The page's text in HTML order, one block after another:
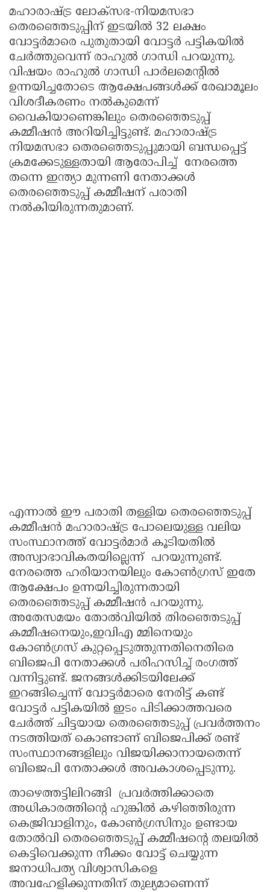
മഹാരാഷ്ട്ര ലോക്സഭ-നിയമസഭാ
തെരഞ്ഞെടുപ്പിന് ഇടയിൽ 32 ലക്ഷം
വോട്ടർമാരെ പുതുതായി വോട്ടർ പട്ടികയിൽ
ചേർത്തുവെന്ന് രാഹുൽ ഗാന്ധി പറയുന്നു.
വിഷയം രാഹുൽ ഗാന്ധി പാർലമെന്റിൽ
ഉന്നയിച്ചതോടെ ആക്ഷേപങ്ങൾക്ക് രേഖാമൂലം
വിശദീകരണം നൽകുമെന്ന്
വൈകിയാണെങ്കിലും തെരഞ്ഞെടുപ്പ്
കമ്മീഷൻ അറിയിച്ചിട്ടുണ്ട്. മഹാരാഷ്ട്ര
നിയമസഭാ തെരഞ്ഞെടുപ്പുമായി ബന്ധപ്പെട്ട്
ക്രമക്കേടുള്ളതായി ആരോപിച്ച് നേരത്തെ
തന്നെ ഇന്ത്യാ മുന്നണി നേതാക്കൾ
തെരഞ്ഞെടുപ്പ് കമ്മീഷന് പരാതി
നൽകിയിരുന്നതുമാണ്.
എന്നാൽ ഈ പരാതി തള്ളിയ തെരഞ്ഞെടുപ്പ്
കമ്മീഷൻ മഹാരാഷ്ട്ര പോലെയുള്ള വലിയ
സംസ്ഥാനത്ത് വോട്ടർമാർ കൂടിയതിൽ
അസ്വാഭാവികതയില്ലെന്ന് പറയുന്നുണ്ട്.
നേരത്തെ ഹരിയാനയിലും കോൺഗ്രസ് ഇതേ
ആക്ഷേപം ഉന്നയിച്ചിരുന്നതായി
തെരഞ്ഞെടുപ്പ് കമ്മീഷൻ പറയുന്നു.
അതേസമയം തോൽവിയിൽ തിരഞ്ഞെടുപ്പ്
കമ്മീഷനെയും,ഇവിഎ മ്മിനെയും
കോൺഗ്രസ്‌ കുറ്റപ്പെടുത്തുന്നതിനെതിരെ
ബിജെപി നേതാക്കൾ പരിഹസിച്ച് രംഗത്ത്
വന്നിട്ടുണ്ട്. ജനങ്ങൾക്കിടയിലേക്ക്
ഇറങ്ങിച്ചെന്ന് വോട്ടർമാരെ നേരിട്ട് കണ്ട്
വോട്ടർ പട്ടികയിൽ ഇടം പിടിക്കാത്തവരെ
ചേർത്ത് ചിട്ടയായ തെരഞ്ഞെടുപ്പ് പ്രവർത്തനം
നടത്തിയത് കൊണ്ടാണ് ബിജെപിക്ക് രണ്ട്
സംസ്ഥാനങ്ങളിലും വിജയിക്കാനായതെന്ന്
ബിജെപി നേതാക്കൾ അവകാശപ്പെടുന്നു.
താഴെത്തട്ടിലിറങ്ങി പ്രവർത്തിക്കാതെ
അധികാരത്തിന്റെ ഹുങ്കിൽ കഴിഞ്ഞിരുന്ന
കെജ്രിവാളിനും, കോൺഗ്രസിനും ഉണ്ടായ
തോൽവി തെരഞ്ഞെടുപ്പ് കമ്മീഷന്റെ തലയിൽ
കെട്ടിവെക്കുന്ന നീക്കം വോട്ട് ചെയ്യുന്ന
ജനാധിപത്യ വിശ്വാസികളെ
അവഹേളിക്കുന്നതിന് തുല്യമാണെന്ന്